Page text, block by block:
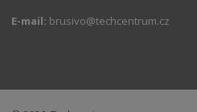
E-mail: brusivo@techcentrum.cz